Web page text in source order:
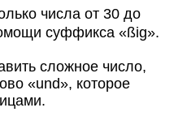
числа от 30 до
суффикса «ßig».
сложное число,
«und», которое